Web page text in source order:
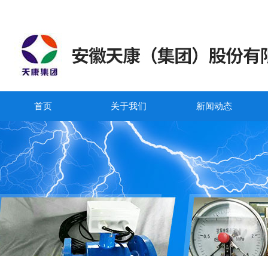
首页 关于我们 新闻动态